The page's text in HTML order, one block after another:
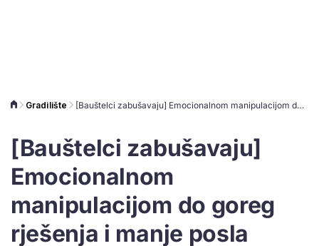
Gradilište [Bauštelci zabušavaju] Emocionalnom manipulacijom do goreg rješenja i manje posla
[Bauštelci zabušavaju]
Emocionalnom
manipulacijom do goreg
rješenja i manje posla